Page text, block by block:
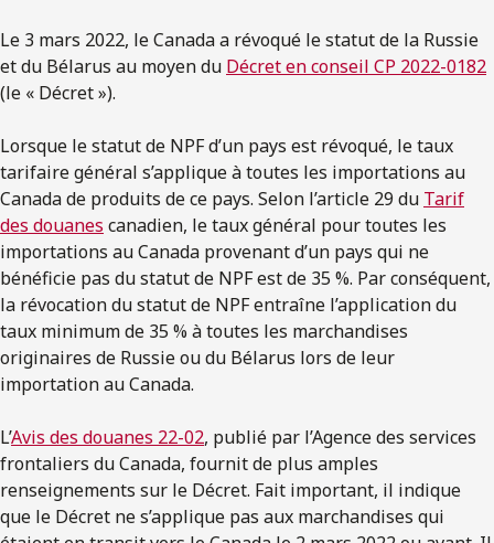
Le 3 mars 2022, le Canada a révoqué le statut de la Russie
et du Bélarus au moyen du Décret en conseil CP 2022-0182
(le « Décret »).
Lorsque le statut de NPF d’un pays est révoqué, le taux
tarifaire général s’applique à toutes les importations au
Canada de produits de ce pays. Selon l’article 29 du Tarif
des douanes canadien, le taux général pour toutes les
importations au Canada provenant d’un pays qui ne
bénéficie pas du statut de NPF est de 35 %. Par conséquent,
la révocation du statut de NPF entraîne l’application du
taux minimum de 35 % à toutes les marchandises
originaires de Russie ou du Bélarus lors de leur
importation au Canada.
L’Avis des douanes 22-02, publié par l’Agence des services
frontaliers du Canada, fournit de plus amples
renseignements sur le Décret. Fait important, il indique
que le Décret ne s’applique pas aux marchandises qui